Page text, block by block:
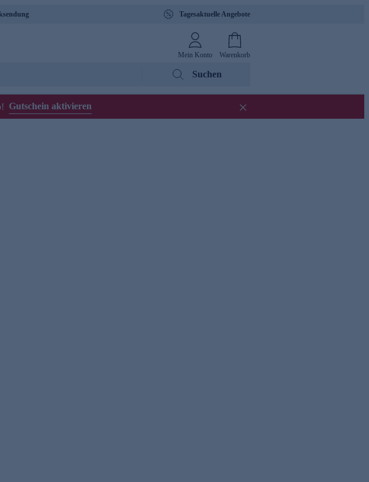
Tagesaktuelle Angebote
Mein Konto Warenkorb
Suchen
Gutschein aktivieren